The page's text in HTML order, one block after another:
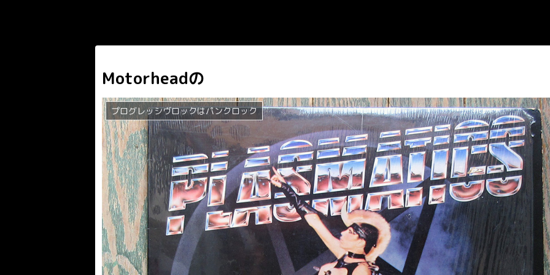
Motorheadの
プログレッシヴロックはパンクロック